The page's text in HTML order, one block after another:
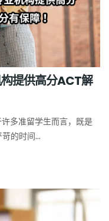
提供高分ACT解
多准留学生而言，既是
的时间...